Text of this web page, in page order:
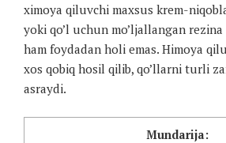
ximoya qiluvchi maxsus krem-
yoki qo’l uchun mo’ljallangan
ham foydadan holi emas. Himoya
xos qobiq hosil qilib, qo’llarni turli
asraydi.
Mundarija: